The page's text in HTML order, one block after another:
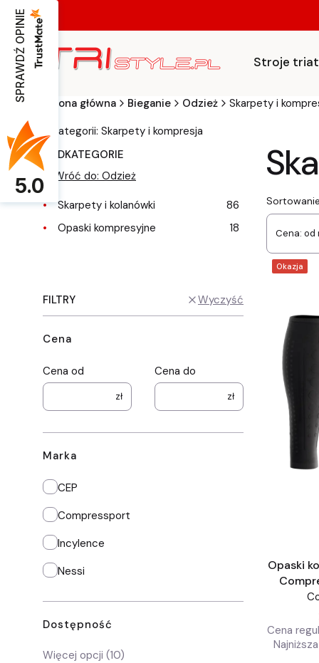
Stroje
Strona główna Bieganie Odzież
Skarpety i
w kategorii: Skarpety i kompresja
PODKATEGORIE
Wróć do: Odzież
Skarpety i kolanówki
86
Opaski kompresyjne
18
FILTRY Wyczyść
Cena
Cena od
zł
Cena do
zł
Marka
Marka
CEP
Compressport
Incylence
Nessi
Dostępność
Dostępność
Więcej opcji (10)
Cena: od
Okazja
Opaski
Cena
SPRAWDŹ OPINIE
5.0